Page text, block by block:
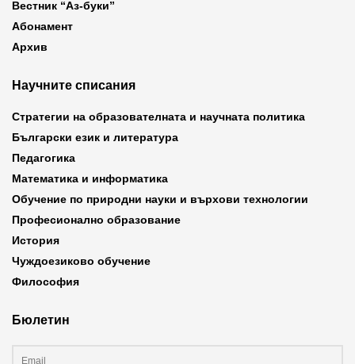
Вестник “Аз-буки”
Абонамент
Архив
Научните списания
Стратегии на образователната и научната политика
Български език и литература
Педагогика
Математика и информатика
Обучение по природни науки и върхови технологии
Професионално образование
История
Чуждоезиково обучение
Философия
Бюлетин